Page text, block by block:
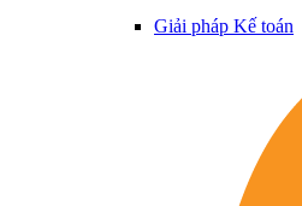
Giải pháp Kế toán